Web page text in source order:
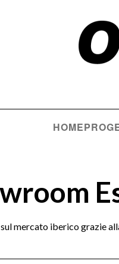
HOME
mercato iberico grazie